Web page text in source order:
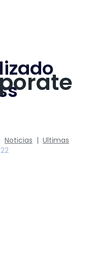
Noticias | Ultimas